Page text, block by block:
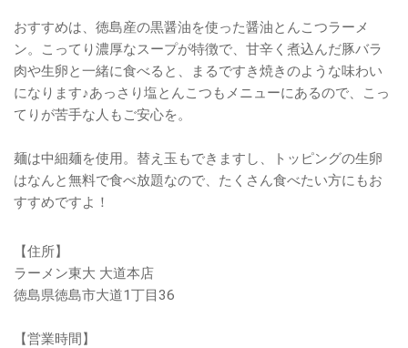
おすすめは、徳島産の黒醤油を使った醤油とんこつラーメ
ン。こってり濃厚なスープが特徴で、甘辛く煮込んだ豚バラ
肉や生卵と一緒に食べると、まるですき焼きのような味わい
になります♪あっさり塩とんこつもメニューにあるので、こっ
てりが苦手な人もご安心を。
麺は中細麺を使用。替え玉もできますし、トッピングの生卵
はなんと無料で食べ放題なので、たくさん食べたい方にもお
すすめですよ！
【住所】
ラーメン東大 大道本店
徳島県徳島市大道1丁目36
【営業時間】